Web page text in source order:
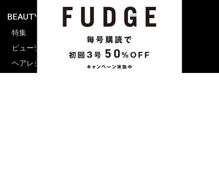
BEAUTY & HAIR
特集
ビューティーニュース
ヘアレシピ ストーリーズ
FUDGENA
ビューティー
レシピ